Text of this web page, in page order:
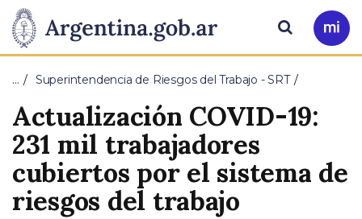
Presidencia
de
Nación
Pasar al contenido principal
Ir
a
Buscar
… Superintendencia de Riesgos del Trabajo - SRT
Actualización COVID-19:
231 mil trabajadores
cubiertos por el sistema de
riesgos del trabajo